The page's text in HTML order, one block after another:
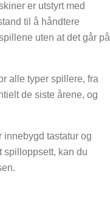
er utstyrt med
til å håndtere
uten at det går på
alle typer spillere, fra
de siste årene, og
tastatur og
spilloppsett, kan du